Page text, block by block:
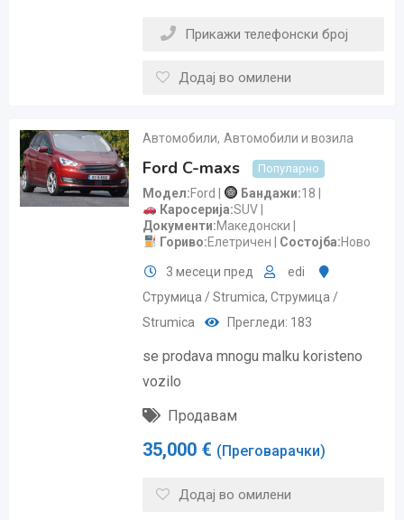
Прикажи телефонски број
Додај во омилени
Автомобили, Автомобили и возила
Ford C-maxs Популарно
Модел Ford Бандажи 18
Каросерија SUV
Документи Македонски
Гориво Елетричен Состојба Ново
3 месеци пред
edi
Струмица / Strumica, Струмица /
Strumica
Прегледи: 183
se prodava mnogu malku koristeno
vozilo
Продавам
35,000 € (Преговарачки)
Додај во омилени